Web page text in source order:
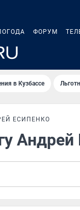
ФОРУМ
в Кузбассе
ЕСИПЕНКО
Андрей